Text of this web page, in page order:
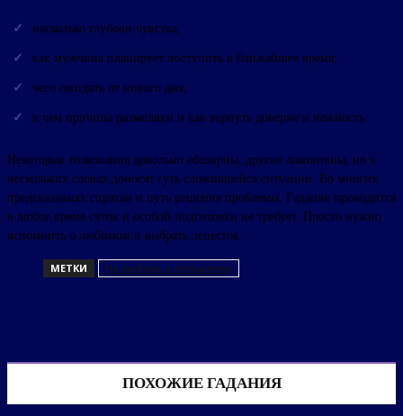
насколько глубоки чувства;
как мужчина планирует поступить в ближайшее время;
чего ожидать от нового дня;
в чем причина размолвки и как вернуть доверие и нежность.
Некоторые толкования довольно обширны, другие лаконичны, но в
нескольких словах доносят суть сложившейся ситуации. Во многих
предсказаниях спрятан и путь решения проблемы. Гадание проводится
в любое время суток и особой подготовки не требует. Просто нужно
вспомнить о любимом и выбрать лепесток.
МЕТКИ На любовь и отношения
ПОХОЖИЕ ГАДАНИЯ